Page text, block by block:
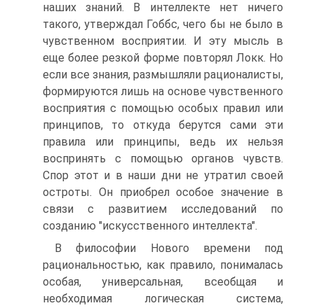
наших знаний. В интеллекте нет ничего
такого, утверждал Гоббс, чего бы не было в
чувственном восприятии. И эту мысль в
еще более резкой форме повторял Локк. Но
если все знания, размышляли рационалисты,
формируются лишь на основе чувственного
восприятия с помощью особых правил или
принципов, то откуда берутся сами эти
правила или принципы, ведь их нельзя
воспринять с помощью органов чувств.
Спор этот и в наши дни не утратил своей
остроты. Он приобрел особое значение в
связи с развитием исследований по
созданию "искусственного интеллекта".
В философии Нового времени под
рациональностью, как правило, понималась
особая, универсальная, всеобщая и
необходимая логическая система,